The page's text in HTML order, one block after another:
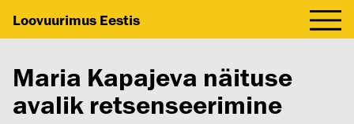
Loovuurimus Eestis
Maria Kapajeva näituse
avalik retsenseerimine